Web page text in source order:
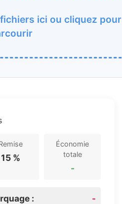
ici ou cliquez pour
15 %
Économie
totale
-
: -